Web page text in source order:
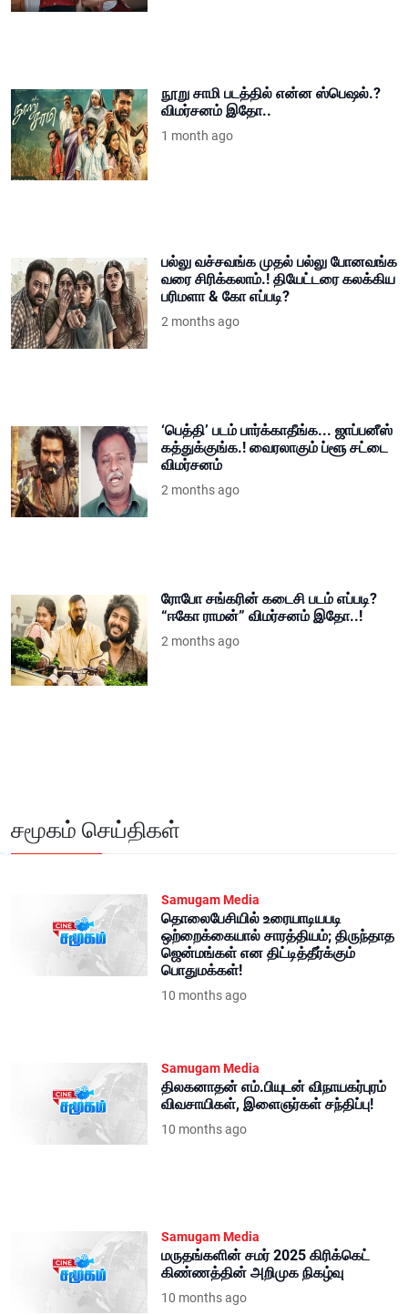
நூறு சாமி படத்தில் என்ன ஸ்பெஷல்.?
விமர்சனம் இதோ..
1 month ago
பல்லு வச்சவங்க முதல் பல்லு போனவங்க
வரை சிரிக்கலாம்.! தியேட்டரை கலக்கிய
பரிமளா & கோ எப்படி?
2 months ago
‘பெத்தி’ படம் பார்க்காதீங்க... ஜாப்பனீஸ்
கத்துக்குங்க.! வைரலாகும் ப்ளூ சட்டை
விமர்சனம்
2 months ago
ரோபோ சங்கரின் கடைசி படம் எப்படி?
“ஈகோ ராமன்” விமர்சனம் இதோ..!
2 months ago
சமூகம் செய்திகள்
Samugam Media
தொலைபேசியில் உரையாடியபடி
ஒற்றைக்கையால் சாரத்தியம்; திருந்தாத
ஜென்மங்கள் என திட்டித்தீர்க்கும்
பொதுமக்கள்!
10 months ago
Samugam Media
திலகனாதன் எம்.பியுடன் விநாயகர்புரம்
விவசாயிகள், இளைஞர்கள் சந்திப்பு!
10 months ago
Samugam Media
மருதங்களின் சமர் 2025 கிரிக்கெட்
கிண்ணத்தின் அறிமுக நிகழ்வு
10 months ago